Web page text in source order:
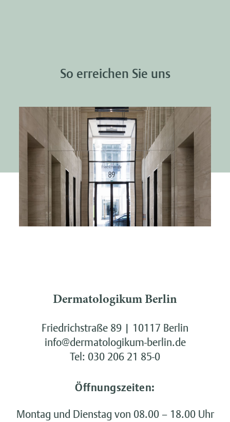
So erreichen Sie uns
Dermatologikum Berlin
Friedrichstraße 89 | 10117 Berlin
info@dermatologikum-berlin.de
Tel: 030 206 21 85-0
Öffnungszeiten:
Montag und Dienstag von 08.00 – 18.00 Uhr